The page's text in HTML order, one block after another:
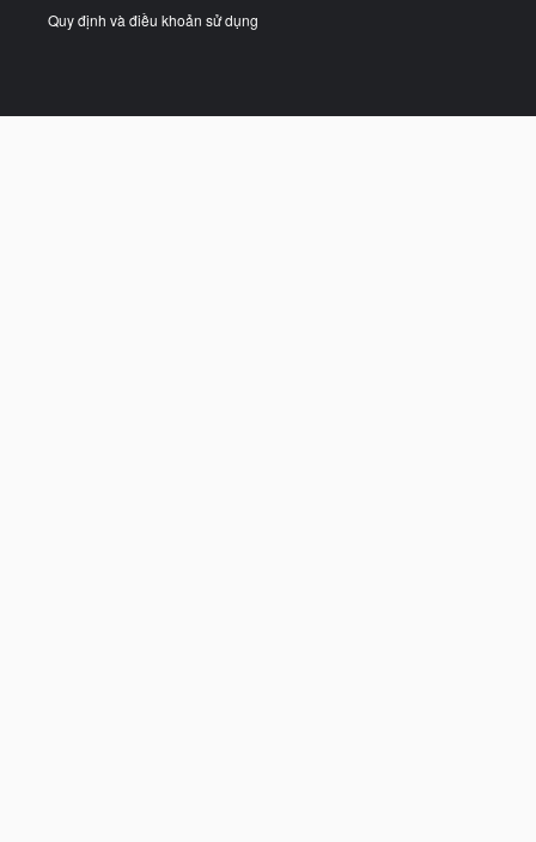
Quy định và điều khoản sử dụng